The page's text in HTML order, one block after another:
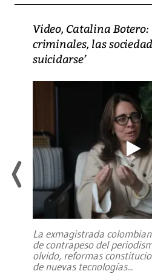
Video, Catalina Botero:
criminales, las
suicidarse’
La exmagistrada
de contrapeso del
olvido, reformas
de nuevas tecnologías...